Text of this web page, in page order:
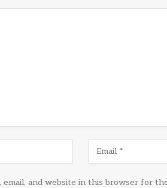
email, and website in this browser for